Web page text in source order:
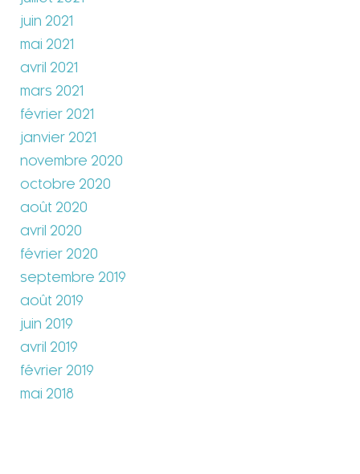
juin 2021
mai 2021
avril 2021
mars 2021
février 2021
janvier 2021
novembre 2020
octobre 2020
août 2020
avril 2020
février 2020
septembre 2019
août 2019
juin 2019
avril 2019
février 2019
mai 2018